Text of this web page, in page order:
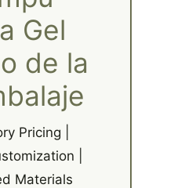
Gel
de la
Pricing |
|
Materials